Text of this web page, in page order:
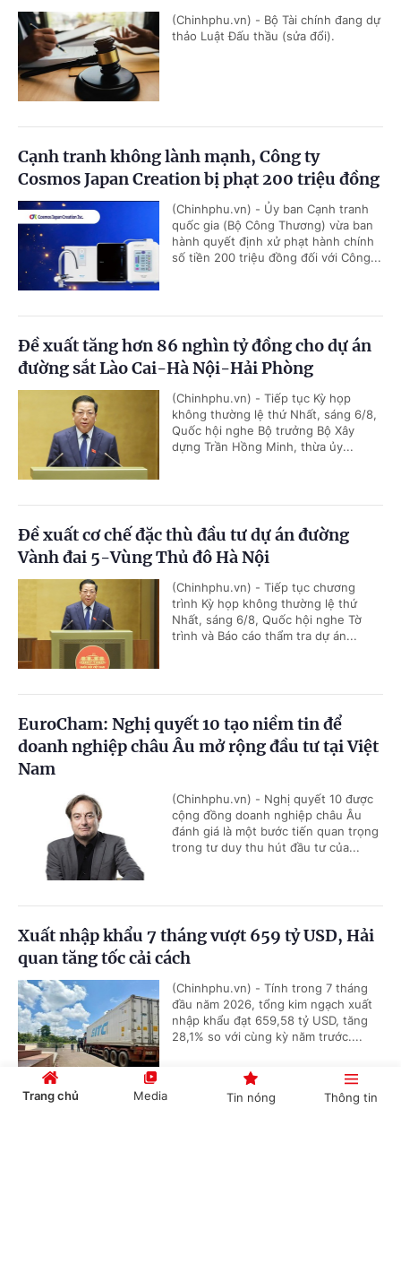
(Chinhphu.vn) - Bộ Tài chính đang dự
thảo Luật Đấu thầu (sửa đổi).
Cạnh tranh không lành mạnh, Công ty
Cosmos Japan Creation bị phạt 200 triệu đồng
(Chinhphu.vn) - Ủy ban Cạnh tranh
quốc gia (Bộ Công Thương) vừa ban
hành quyết định xử phạt hành chính
số tiền 200 triệu đồng đối với Công...
Đề xuất tăng hơn 86 nghìn tỷ đồng cho dự án
đường sắt Lào Cai-Hà Nội-Hải Phòng
(Chinhphu.vn) - Tiếp tục Kỳ họp
không thường lệ thứ Nhất, sáng 6/8,
Quốc hội nghe Bộ trưởng Bộ Xây
dựng Trần Hồng Minh, thừa ủy...
Đề xuất cơ chế đặc thù đầu tư dự án đường
Vành đai 5-Vùng Thủ đô Hà Nội
(Chinhphu.vn) - Tiếp tục chương
trình Kỳ họp không thường lệ thứ
Nhất, sáng 6/8, Quốc hội nghe Tờ
trình và Báo cáo thẩm tra dự án...
EuroCham: Nghị quyết 10 tạo niềm tin để
doanh nghiệp châu Âu mở rộng đầu tư tại Việt
Nam
(Chinhphu.vn) - Nghị quyết 10 được
cộng đồng doanh nghiệp châu Âu
đánh giá là một bước tiến quan trọng
trong tư duy thu hút đầu tư của...
Xuất nhập khẩu 7 tháng vượt 659 tỷ USD, Hải
quan tăng tốc cải cách
(Chinhphu.vn) - Tính trong 7 tháng
đầu năm 2026, tổng kim ngạch xuất
nhập khẩu đạt 659,58 tỷ USD, tăng
28,1% so với cùng kỳ năm trước....
Trang chủ Media Tin nóng Thông tin